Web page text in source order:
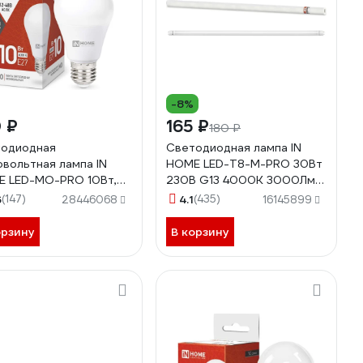
₽
лампа IN
LED-MO-PRO 10Вт,
Е27, 4000К, 900Лм
(147) 28446068
-8%
165 ₽180 ₽
Светодиодная лампа IN
HOME LED-T8-М-PRO 30Вт
230В G13 4000К 3000Лм
1200мм матовая
4.1(435) 16145899
В корзину